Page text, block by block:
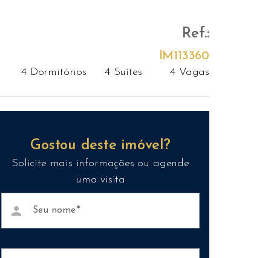
Ref.:
IM113360
4 Dormitórios 4 Suítes 4 Vagas
Gostou deste imóvel?
Solicite mais informações ou agende
uma visita
Seu nome
person